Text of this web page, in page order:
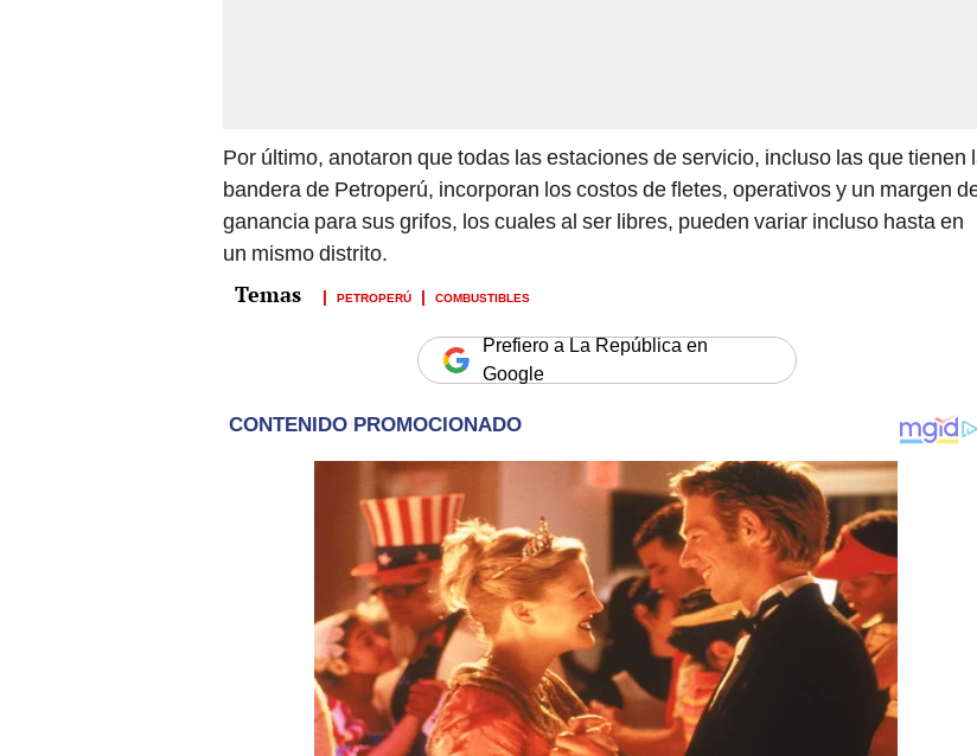
Por último, anotaron que todas las estaciones de servicio, incluso las que tienen la
bandera de Petroperú, incorporan los costos de fletes, operativos y un margen de
ganancia para sus grifos, los cuales al ser libres, pueden variar incluso hasta en
un mismo distrito.
Google